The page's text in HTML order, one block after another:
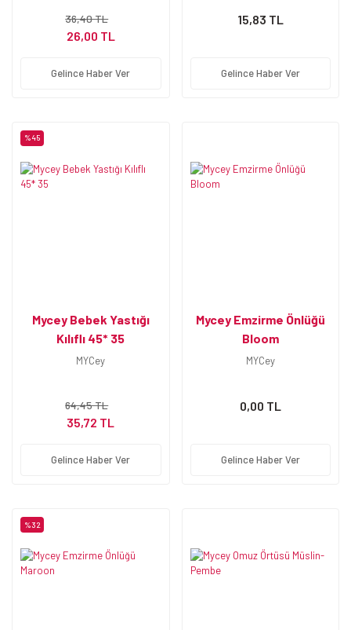
36,40 TL
26,00 TL
Gelince Haber Ver
15,83 TL
Gelince Haber Ver
%45
Mycey Bebek Yastığı
Kılıflı 45* 35
MYCey
64,45 TL
35,72 TL
Gelince Haber Ver
Mycey Emzirme Önlüğü
Bloom
MYCey
0,00 TL
Gelince Haber Ver
%32